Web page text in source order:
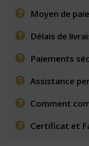
Moyen de
Délais de
Paiements
Assistance
Comment
Certificat et